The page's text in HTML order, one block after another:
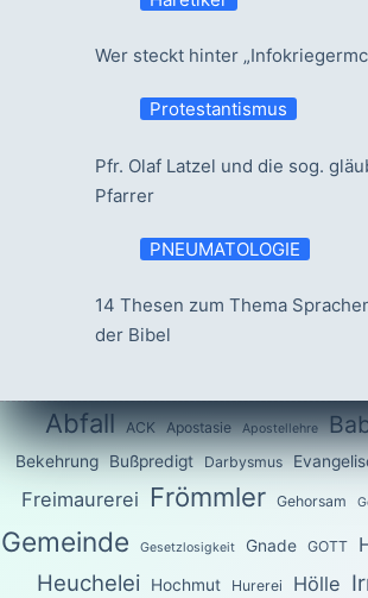
Wer steckt hinter
Protestantismus
Pfr. Olaf Latzel und die sog.
Pfarrer
PNEUMATOLOGIE
14 Thesen zum Thema
der Bibel
Abfall ACK Apostasie Apostellehre
Bekehrung Bußpredigt Darbysmus
Freimaurerei Frömmler Gehorsam
Gemeinde Gesetzlosigkeit Gnade GOTT
Heuchelei Hochmut Hurerei Hölle